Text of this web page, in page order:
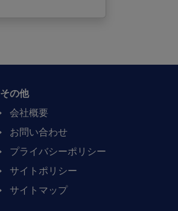
その他
会社概要
お問い合わせ
プライバシーポリシー
サイトポリシー
サイトマップ